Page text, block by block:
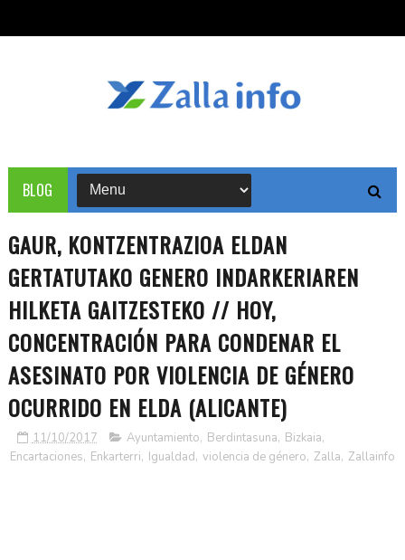
BLOG
GAUR, KONTZENTRAZIOA ELDAN
GERTATUTAKO GENERO INDARKERIAREN
HILKETA GAITZESTEKO // HOY,
CONCENTRACIÓN PARA CONDENAR EL
ASESINATO POR VIOLENCIA DE GÉNERO
OCURRIDO EN ELDA (ALICANTE)
11/10/2017 Ayuntamiento, Berdintasuna, Bizkaia,
Encartaciones, Enkarterri, Igualdad, violencia de género, Zalla, Zallainfo